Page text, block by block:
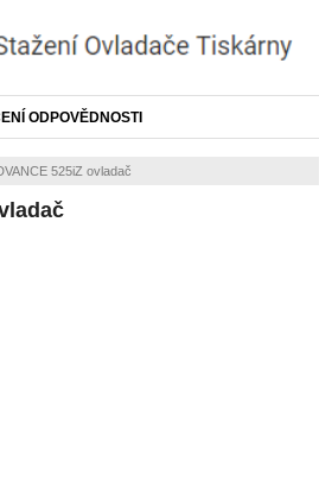
ODPOVĚDNOSTI
525iZ ovladač